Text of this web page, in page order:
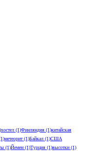
хостел (1)Финляндия (1)китайская
метеорит(1)Байкал (1)США
(1)Йемен (1)Турция (1)высотки (1)